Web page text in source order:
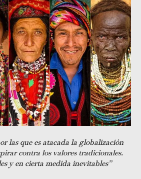
las que es atacada la globalización
contra los valores tradicionales.
y en cierta medida inevitables”